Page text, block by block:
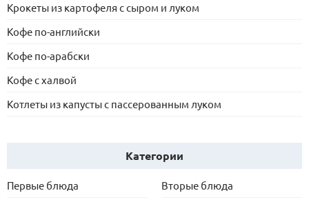
Крокеты из картофеля с сыром и луком
Кофе по-английски
Кофе по-арабски
Кофе с халвой
Котлеты из капусты с пассерованным луком
Категории
Первые блюда
Вторые блюда